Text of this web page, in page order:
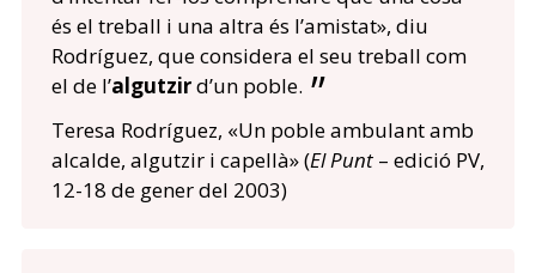
és el treball i una altra és l’amistat», diu
Rodríguez, que considera el seu treball com
el de l’algutzird’un poble.
Teresa Rodríguez, «Un poble ambulant amb
alcalde, algutzir i capellà» (El Punt– edició PV,
12-18 de gener del 2003)